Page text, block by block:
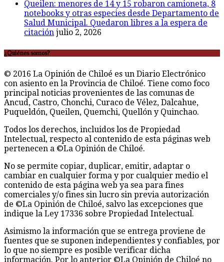
Queilen: menores de 14 y 15 robaron camioneta, 8
notebooks y otras especies desde Departamento de
Salud Municipal. Quedaron libres a la espera de
citación julio 2, 2026
¿Quiénes somos?
© 2016 La Opinión de Chiloé es un Diario Electrónico
con asiento en la Provincia de Chiloé. Tiene como foco
principal noticias provenientes de las comunas de
Ancud, Castro, Chonchi, Curaco de Vélez, Dalcahue,
Puqueldón, Queilen, Quemchi, Quellón y Quinchao.
Todos los derechos, incluidos los de Propiedad
Intelectual, respecto al contenido de esta páginas web
pertenecen a ©La Opinión de Chiloé.
No se permite copiar, duplicar, emitir, adaptar o
cambiar en cualquier forma y por cualquier medio el
contenido de esta página web ya sea para fines
comerciales y/o fines sin lucro sin previa autorización
de ©La Opinión de Chiloé, salvo las excepciones que
indique la Ley 17336 sobre Propiedad Intelectual.
Asimismo la información que se entrega proviene de
fuentes que se suponen independientes y confiables, por
lo que no siempre es posible verificar dicha
información. Por lo anterior ©La Opinión de Chiloé no